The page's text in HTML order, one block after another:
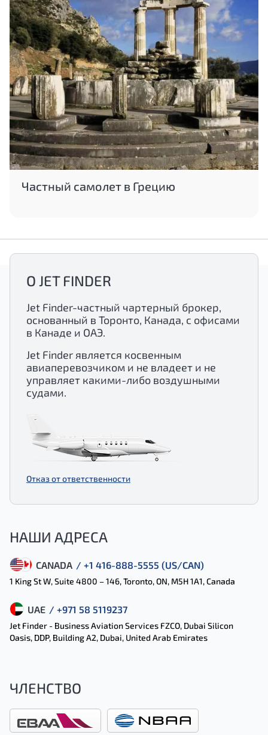
Частный самолет в Грецию
О JET FINDER
Jet Finder-частный чартерный брокер,
основанный в Торонто, Канада, с офисами
в Канаде и ОАЭ.
Jet Finder является косвенным
авиаперевозчиком и не владеет и не
управляет какими-либо воздушными
судами.
Отказ от ответственности
НАШИ АДРЕСА
CANADA / +1 416-888-5555 (US/CAN)
1 King St W, Suite 4800 – 146, Toronto, ON, M5H 1A1, Canada
UAE / +971 58 5119237
Jet Finder - Business Aviation Services FZCO, Dubai Silicon
Oasis, DDP, Building A2, Dubai, United Arab Emirates
ЧЛЕНСТВО